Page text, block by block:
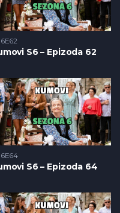
S6 – Epizoda 62
S6 – Epizoda 64